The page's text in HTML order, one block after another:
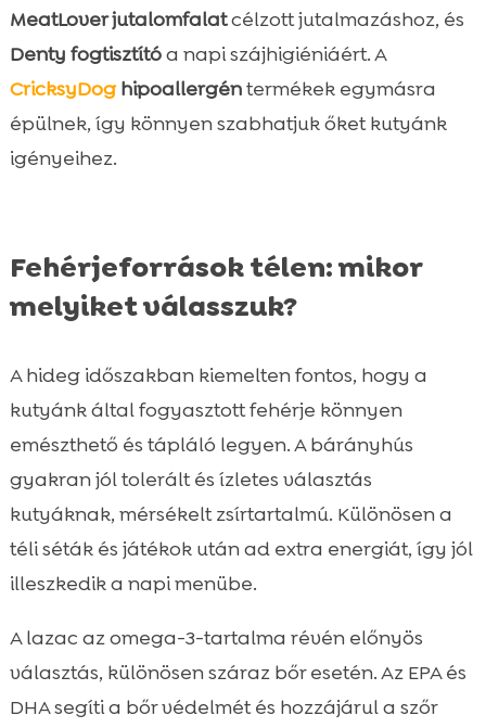
MeatLover jutalomfalatcélzott jutalmazáshoz, és
Denty fogtisztítóa napi szájhigiéniáért. A
CricksyDoghipoallergéntermékek egymásra
épülnek, így könnyen szabhatjuk őket kutyánk
igényeihez.
Fehérjeforrások télen: mikor
melyiket válasszuk?
A hideg időszakban kiemelten fontos, hogy a
kutyánk által fogyasztott fehérje könnyen
emészthető és tápláló legyen. A bárányhús
gyakran jól tolerált és ízletes választás
kutyáknak, mérsékelt zsírtartalmú. Különösen a
téli séták és játékok után ad extra energiát, így jól
illeszkedik a napi menübe.
A lazac az omega-3-tartalma révén előnyös
választás, különösen száraz bőr esetén. Az EPA és
DHA segíti a bőr védelmét és hozzájárul a szőr